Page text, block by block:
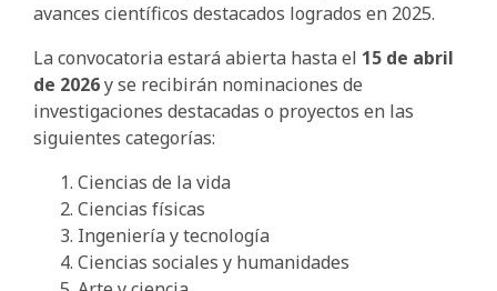
avances científicos destacados logrados en 2025.
La convocatoria estará abierta hasta el 15 de abril
de 2026y se recibirán nominaciones de
investigaciones destacadas o proyectos en las
siguientes categorías:
Ciencias de la vida
Ciencias físicas
Ingeniería y tecnología
Ciencias sociales y humanidades